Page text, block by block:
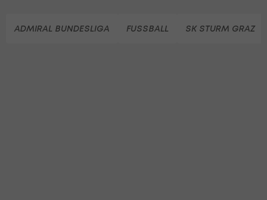
ADMIRAL BUNDESLIGA FUSSBALL SK STURM GRAZ